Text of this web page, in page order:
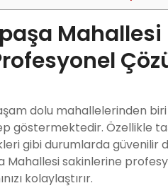
Mahallesi
dolu mahallelerinden
göstermektedir. Özellikle
gibi durumlarda güvenilir
Mahallesi sakinlerine
kolaylaştırır.